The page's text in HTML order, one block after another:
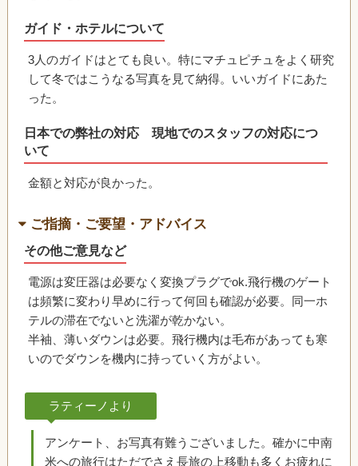
ガイド・ホテルについて
3人のガイドはとても良い。特にマチュピチュをよく研究
して冬ではこうなる写真を見て納得。いいガイドにあた
った。
日本での弊社の対応 現地でのスタッフの対応につ
いて
金額と対応が良かった。
ご指摘・ご要望・アドバイス
その他ご意見など
電源は変圧器は必要なく変換プラグでok.飛行機のゲート
は頻繁に変わり早めに行って何回も確認が必要。同一ホ
テルの滞在でないと洗濯が乾かない。
半袖、薄いダウンは必要。飛行機内は毛布があっても寒
いのでダウンを機内に持っていく方がよい。
ラティーノより
アンケート、お写真有難うございました。確かに中南
米への旅行はただでさえ長旅の上移動も多くお疲れに